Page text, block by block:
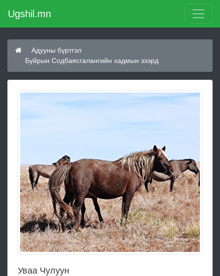
Ugshil.mn
Адууны бүртгэл
Буйрын Содбаясгалангийн хадмын зээрд
Уваа Чулуун